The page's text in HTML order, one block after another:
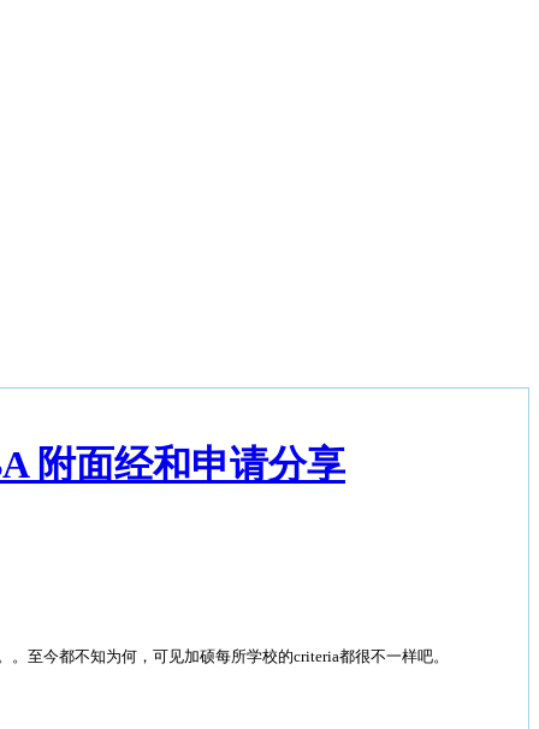
附面经和申请分享
至今都不知为何，可见加硕每所学校的criteria都很不一样吧。